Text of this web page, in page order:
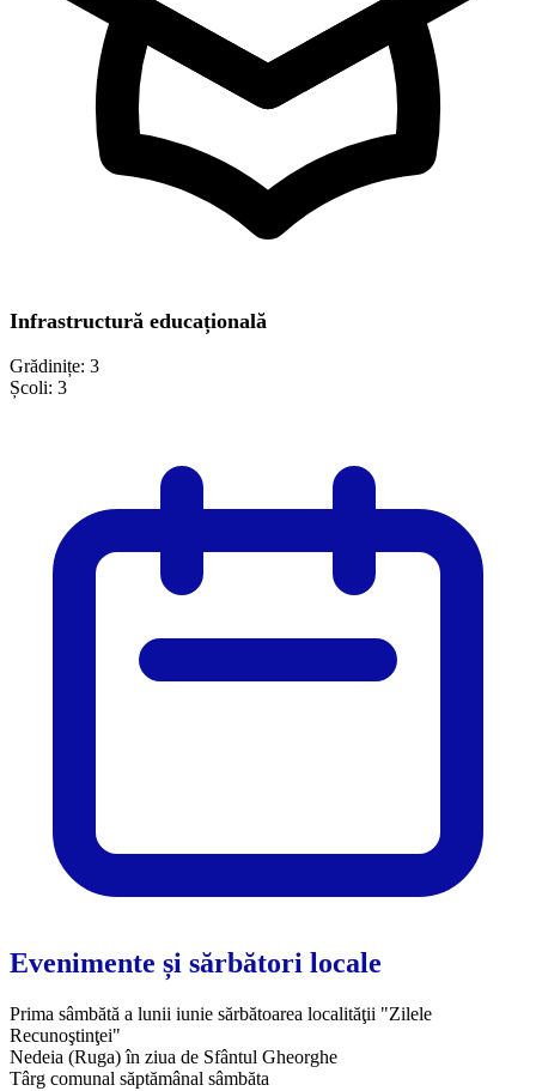
Infrastructură educațională
Grădinițe: 3
Școli: 3
Evenimente și sărbători locale
Prima sâmbătă a lunii iunie sărbătoarea localităţii "Zilele
Recunoştinţei"
Nedeia (Ruga) în ziua de Sfântul Gheorghe
Târg comunal săptămânal sâmbăta